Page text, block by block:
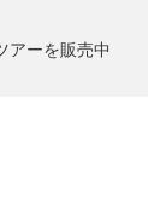
アーを販売中